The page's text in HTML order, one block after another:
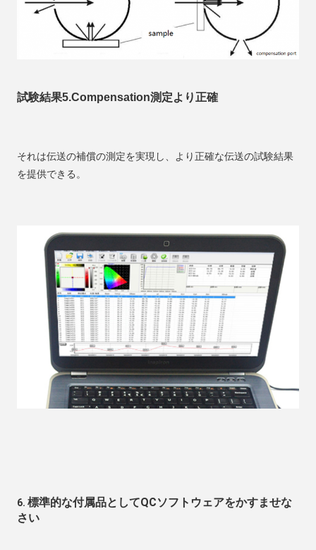
試験結果5.Compensation測定より正確
それは伝送の補償の測定を実現し、より正確な伝送の試験結果
を提供できる。
6. 標準的な付属品としてQCソフトウェアをかすませな
さい